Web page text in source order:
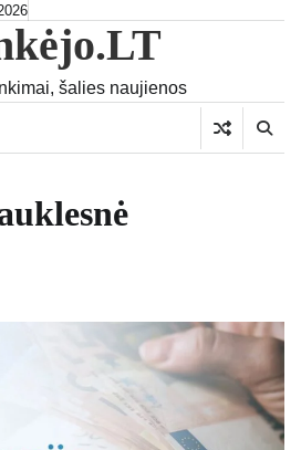
šalies naujienos